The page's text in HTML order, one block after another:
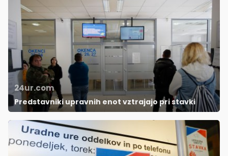
24ur.com
Predstavniki upravnih enot vztrajajo pri stavki